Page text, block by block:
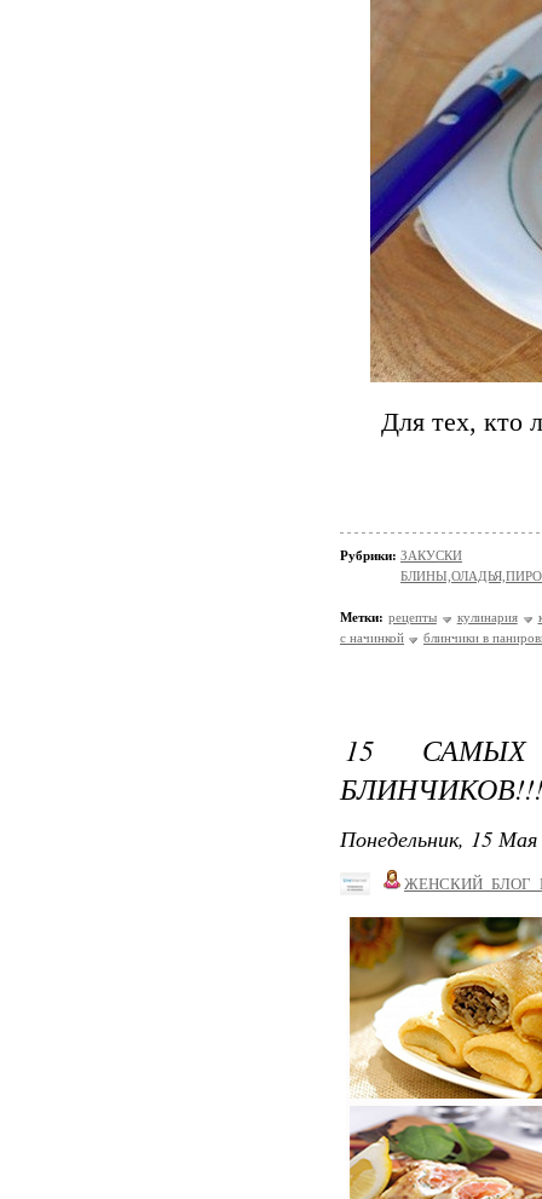
Для тех, кто
Рубрики: ЗАКУСКИ
Метки: рецепты кулинария
с начинкой
блинчики в
15
Понедельник, 15